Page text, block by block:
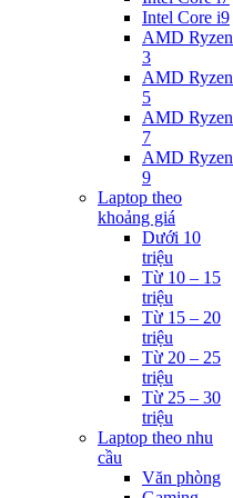
Intel Core i9
AMD Ryzen
3
AMD Ryzen
5
AMD Ryzen
7
AMD Ryzen
9
Laptop theo
khoảng giá
Dưới 10
triệu
Từ 10 – 15
triệu
Từ 15 – 20
triệu
Từ 20 – 25
triệu
Từ 25 – 30
triệu
Laptop theo nhu
cầu
Văn phòng